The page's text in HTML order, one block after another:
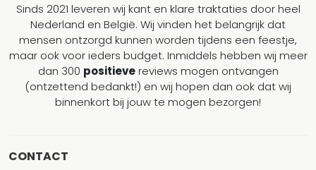
Sinds 2021 leveren wij kant en klare traktaties door heel
Nederland en België. Wij vinden het belangrijk dat
mensen ontzorgd kunnen worden tijdens een feestje,
maar ook voor ieders budget. Inmiddels hebben wij meer
dan 300 positievereviews mogen ontvangen
(ontzettend bedankt!) en wij hopen dan ook dat wij
binnenkort bij jouw te mogen bezorgen!
CONTACT